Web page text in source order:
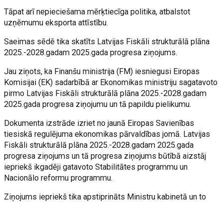
Tāpat arī nepieciešama mērķtiecīga politika, atbalstot
uzņēmumu eksporta attīstību.
Saeimas sēdē tika skatīts Latvijas Fiskāli strukturālā plāna
2025.-2028.gadam 2025.gada progresa ziņojums.
Jau ziņots, ka Finanšu ministrija (FM) iesniegusi Eiropas
Komisijai (EK) sadarbībā ar Ekonomikas ministriju sagatavoto
pirmo Latvijas Fiskāli strukturālā plāna 2025.-2028.gadam
2025.gada progresa ziņojumu un tā papildu pielikumu.
Dokumenta izstrāde izriet no jaunā Eiropas Savienības
tiesiskā regulējuma ekonomikas pārvaldības jomā. Latvijas
Fiskāli strukturālā plāna 2025.-2028.gadam 2025.gada
progresa ziņojums un tā progresa ziņojums būtībā aizstāj
iepriekš ikgadēji gatavoto Stabilitātes programmu un
Nacionālo reformu programmu.
Ziņojums iepriekš tika apstiprināts Ministru kabinetā un to